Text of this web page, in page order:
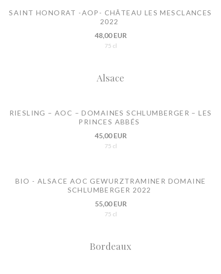
SAINT HONORAT -AOP- CHÂTEAU LES MESCLANCES
2022
48,00 EUR
75 cl
Alsace
RIESLING – AOC – DOMAINES SCHLUMBERGER – LES
PRINCES ABBÉS
45,00 EUR
75 cl
BIO - ALSACE AOC GEWURZTRAMINER DOMAINE
SCHLUMBERGER 2022
55,00 EUR
75 cl
Bordeaux